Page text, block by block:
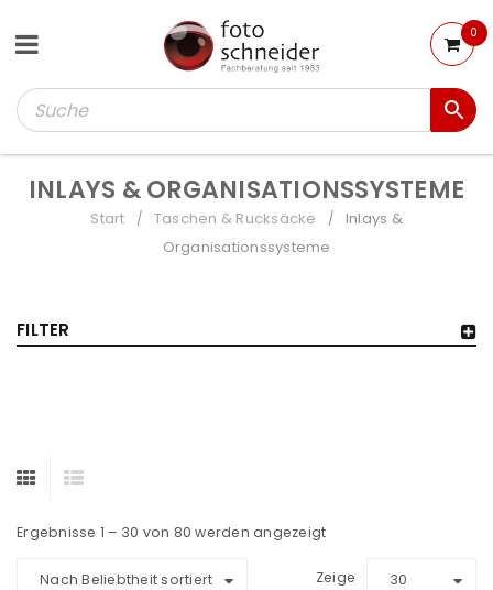
0
INLAYS & ORGANISATIONSSYSTEME
Start / Taschen & Rucksäcke /
Inlays &
Organisationssysteme
FILTER
Ergebnisse 1 – 30 von 80 werden angezeigt
Nach Beliebtheit sortiert Zeige 30